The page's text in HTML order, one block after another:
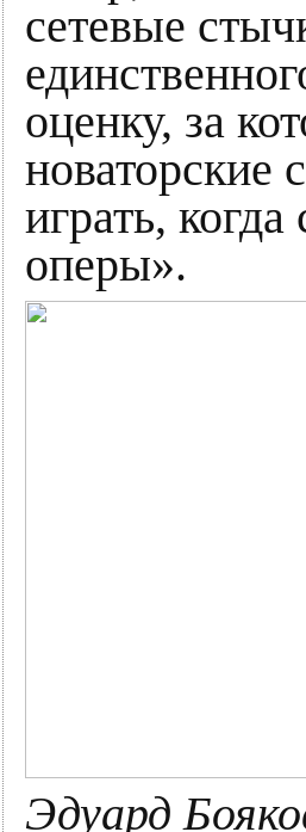
сетевые
оценку, за
новаторские
играть,
оперы».
Эдуард